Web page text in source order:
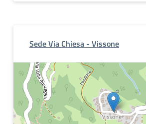
Sede Via Chiesa - Vissone